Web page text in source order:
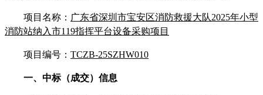
项目名称： 广东省深圳市宝安区消防救援大队2025年小型
消防站纳入市119指挥平台设备采购项目
项目编号： TCZB-25SZHW010
一、中标（成交）信息